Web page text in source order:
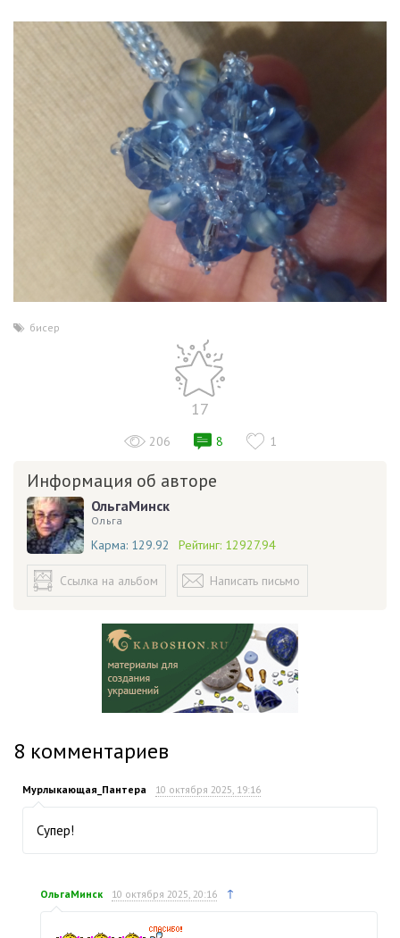
бисер
17
206 8 1
Информация об авторе
ОльгаМинск
Ольга
Карма: 129.92 Рейтинг: 12927.94
Ссылка на альбом Написать письмо
8 комментариев
Мурлыкающая_Пантера 10 октября 2025, 19:16
Супер!
ОльгаМинск 10 октября 2025, 20:16 ↑